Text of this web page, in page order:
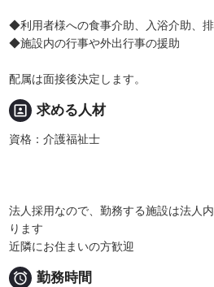
◆利用者様への食事介助、入浴介助、
◆施設内の行事や外出行事の援助
配属は面接後決定します。
portrait 求める人材
資格：介護福祉士
法人採用なので、勤務する施設は法人
ります
近隣にお住まいの方歓迎
 勤務時間